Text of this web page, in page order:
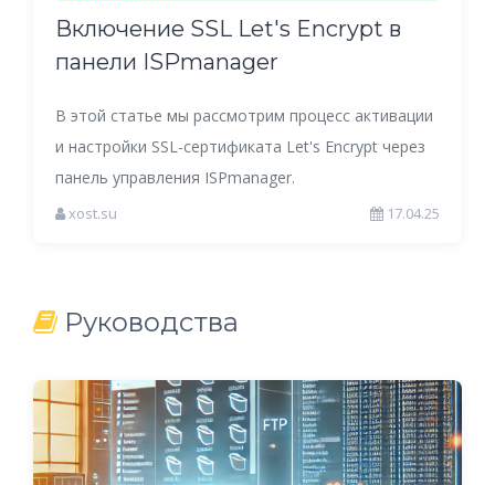
Включение SSL Let's Encrypt в
панели ISPmanager
В этой статье мы рассмотрим процесс активации
и настройки SSL-сертификата Let's Encrypt через
панель управления ISPmanager.
xost.su 17.04.25
Руководства